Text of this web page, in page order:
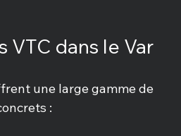
dans le Var
une large gamme de
: